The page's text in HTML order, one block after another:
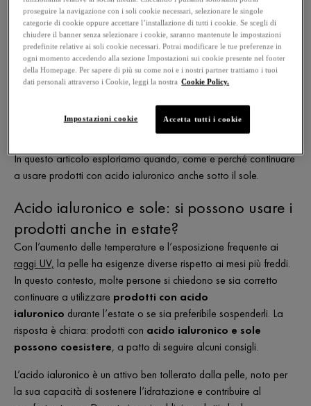
all’aria aperta, si intensifica l’esposizione al sole e il caldo può
alterare l’equilibrio cutaneo. In questo scenario, molti si
chiedono:si possono usare i prodotti con acido
ialuronico anche in estate ?
infatti, è un attivo estremamente versatile, che può offrire comfort
e idratazione anche nei mesi più caldi, a patto di scegliere le
In questo articolo esploriamo quando, come e perché continuare
a usare prodotti con acido ialuronico anche sotto il sole.
Acido ialuronico e sole: si possono usare i
prodotti anche in estate?
Con l’aumento delle temperature e l’esposizione frequente ai
raggi UV, la pelle ha esigenze diverse rispetto ai mesi più freddi.
In questo contesto, molte persone si chiedono se sia corretto
continuare a utilizzare prodotti con acido
ialuronico durante l’estate o se sia preferibile sospenderli. La
risposta è chiara: prodotti con acido ialuronico e sole
possono coesistere, a patto di seguire alcuni consigli.
L’acido ialuronico è un attivo ben tollerato dalla pelle, noto per
la sua capacità di sostenere l’idratazione e contribuire al
proseguire la navigazione con i soli cookie necessari, selezionare le singole
categorie di cookie oppure accettare l’installazione di tutti i cookie. Se scegli di
chiudere il banner senza selezionare i cookie, saranno mantenute le impostazioni
predefinite relative ai soli cookie necessari. Potrai modificare le tue preferenze in
ogni momento accedendo alla sezione Impostazioni sui cookie presente nel footer
della Homepage. Per sapere di più su come noi e i nostri partner trattiamo i tuoi
dati personali attraverso i Cookie, leggi la nostra Cookie Policy.
Impostazioni cookie Accetta tutti i cookie